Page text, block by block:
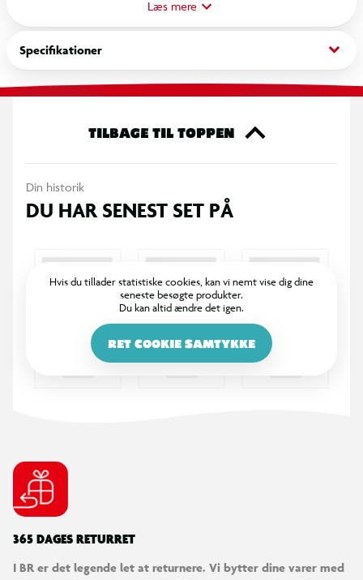
et kreativt og dynamisk udtryk. Den er nem at bruge og ligger
godt i hånden, hvilket gør den velegnet til både børn og
voksne. Perfekt til skole, hobby og fritid.
Læs mere
Specifikationer keyboard_arrow_down
TILBAGE TIL TOPPEN
Din historik
DU HAR SENEST SET PÅ
Hvis du tillader statistiske cookies, kan vi nemt vise dig dine
seneste besøgte produkter.
Du kan altid ændre det igen.
RET COOKIE SAMTYKKE
365 DAGES RETURRET
I BR er det legende let at returnere. Vi bytter dine varer med